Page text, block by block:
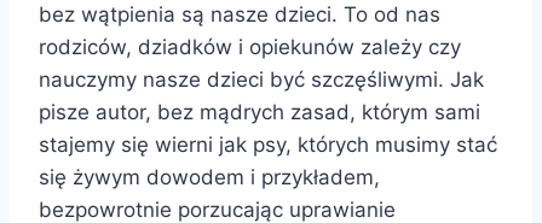
bez wątpienia są nasze dzieci. To od nas
rodziców, dziadków i opiekunów zależy czy
nauczymy nasze dzieci być szczęśliwymi. Jak
pisze autor, bez mądrych zasad, którym sami
stajemy się wierni jak psy, których musimy stać
się żywym dowodem i przykładem,
bezpowrotnie porzucając uprawianie